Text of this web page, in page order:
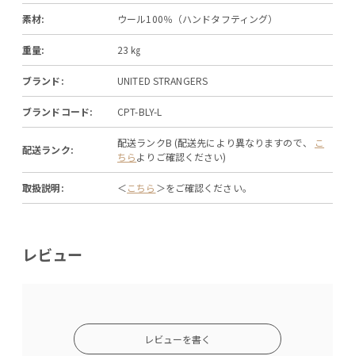
素材: ウール100％（ハンドタフティング）
重量: 23 ㎏
ブランド: UNITED STRANGERS
ブランドコード: CPT-BLY-L
配送ランク:
配送ランクB (配送先により異なりますので、
こ
ちらよりご確認ください)
取扱説明: ＜こちら ＞をご確認ください。
レビュー
レビューを書く